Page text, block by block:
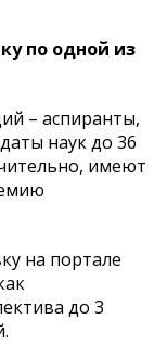
по одной из
– аспиранты,
наук до 36
имеют
на портале
до 3